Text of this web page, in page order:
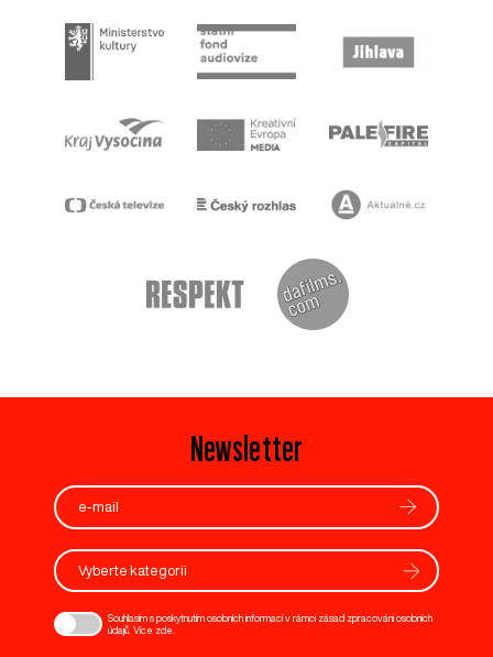
Newsletter
Vyberte kategorii
Souhlasím s poskytnutím osobních informací v rámci zásad zpracování osobních
údajů. Více zde